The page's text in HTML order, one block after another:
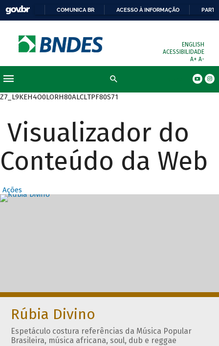
COMUNICA BR ACESSO À INFORMAÇÃO
ENGLISH
ACESSIBILIDADE
A+ A-
Z7_L9KEH4O0LORH80ALCLTPF80S71
Visualizador do
Conteúdo da Web
Ações
Destaques
Rúbia Divino
Espetáculo costura referências da Música Popular
Brasileira, música africana, soul, dub e reggae